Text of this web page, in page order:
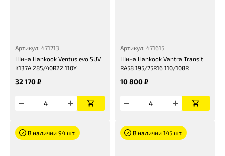
Артикул: 471713
Шина Hankook Ventus evo SUV
K137A 285/40R22 110Y
32 170 ₽
Артикул: 471615
Шина Hankook Vantra Transit
RA58 195/75R16 110/108R
10 800 ₽
В наличии 94 шт. В наличии 145 шт.